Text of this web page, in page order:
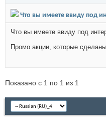
Что вы имеете ввиду под
Что вы имеете ввиду под
Промо акции, которые
Показано с 1 по 1 из 1